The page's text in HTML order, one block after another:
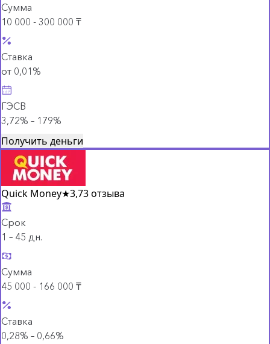
Сумма
10 000 - 300 000 ₸
Ставка
от 0,01%
ГЭСВ
3,72% – 179%
Получить деньги
Quick Money★3,73 отзыва
Срок
1 – 45 дн.
Сумма
45 000 - 166 000 ₸
Ставка
0,28% – 0,66%